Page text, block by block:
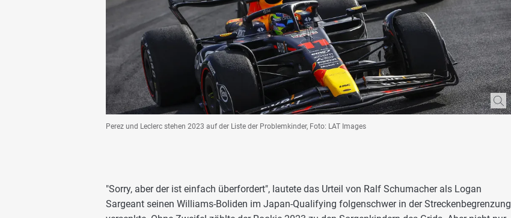
Perez und Leclerc stehen 2023 auf der Liste der Problemkinder, Foto: LAT Images
"Sorry, aber der ist einfach überfordert", lautete das Urteil von Ralf Schumacher als Logan
Sargeant seinen Williams-Boliden im Japan-Qualifying folgenschwer in der Streckenbegrenzung